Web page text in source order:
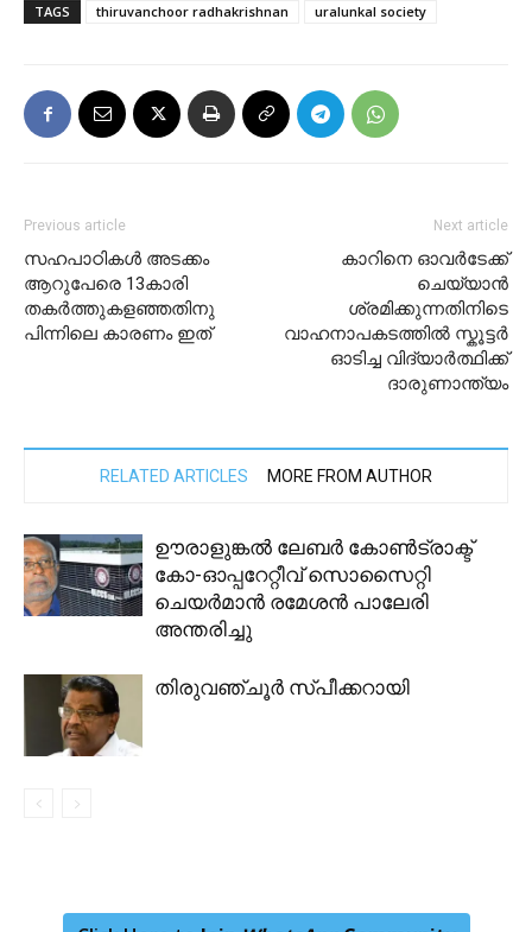
TAGS thiruvanchoor radhakrishnan uralunkal society
Previous article
സഹപാഠികള്‍ അടക്കം
ആറുപേരെ 13കാരി
തകര്‍ത്തുകളഞ്ഞതിനു
പിന്നിലെ കാരണം ഇത്
Next article
കാറിനെ ഓവർടേക്ക്
ചെയ്യാൻ
ശ്രമിക്കുന്നതിനിടെ
വാഹനാപകടത്തിൽ സ്കൂട്ടര്‍
ഓടിച്ച വിദ്യാർത്ഥിക്ക്
ദാരുണാന്ത്യം
RELATED ARTICLES MORE FROM AUTHOR
ഊരാളുങ്കല്‍ ലേബര്‍ കോണ്‍ട്രാക്ട്
കോ-ഓപ്പറേറ്റീവ് സൊസൈറ്റി
ചെയര്‍മാന്‍ രമേശന്‍ പാലേരി
അന്തരിച്ചു
തിരുവഞ്ചൂര്‍ സ്പീക്കറായി